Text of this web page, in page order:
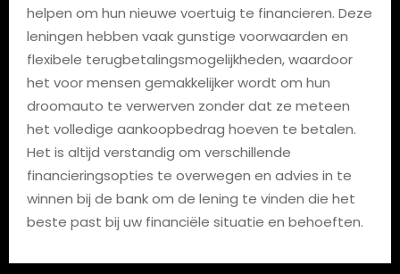
helpen om hun nieuwe voertuig te financieren. Deze
leningen hebben vaak gunstige voorwaarden en
flexibele terugbetalingsmogelijkheden, waardoor
het voor mensen gemakkelijker wordt om hun
droomauto te verwerven zonder dat ze meteen
het volledige aankoopbedrag hoeven te betalen.
Het is altijd verstandig om verschillende
financieringsopties te overwegen en advies in te
winnen bij de bank om de lening te vinden die het
beste past bij uw financiële situatie en behoeften.